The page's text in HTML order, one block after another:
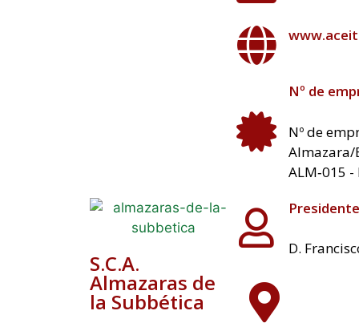
Nº de
Nº de
Almazara/
ALM‐015
S.C.A.
Almazaras de
la Subbética
D.